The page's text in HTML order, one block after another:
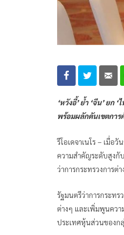
‘หวังอี้’ ย้ำ ‘จีน’ ยก
พร้อมผลักดันเขตการ
รีโอเดจาเนโร – เมื่อ
ความสำคัญระดับสูงกั
ว่าการกระทรวงการต่
รัฐมนตรีว่าการกระทร
ต่างๆ และเพิ่มพูนคว
ประเทศหุ้นส่วนของก